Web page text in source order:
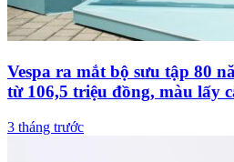
Vespa ra mắt bộ sưu tập 80
từ 106,5 triệu đồng, màu lấy
3 tháng trước